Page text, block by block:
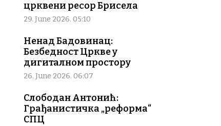
црквени ресор Брисела
29. June 2026. 05:10
Ненад Бадовинац:
Безбедност Цркве у
дигиталном простору
26. June 2026. 06:07
Слободан Антонић:
Грађанистичка „реформа“
СПЦ